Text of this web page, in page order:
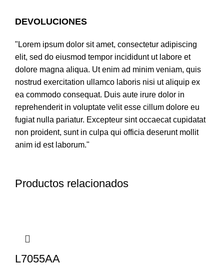
DEVOLUCIONES
"Lorem ipsum dolor sit amet, consectetur adipiscing
elit, sed do eiusmod tempor incididunt ut labore et
dolore magna aliqua. Ut enim ad minim veniam, quis
nostrud exercitation ullamco laboris nisi ut aliquip ex
ea commodo consequat. Duis aute irure dolor in
reprehenderit in voluptate velit esse cillum dolore eu
fugiat nulla pariatur. Excepteur sint occaecat cupidatat
non proident, sunt in culpa qui officia deserunt mollit
anim id est laborum."
Productos relacionados
L7055AA